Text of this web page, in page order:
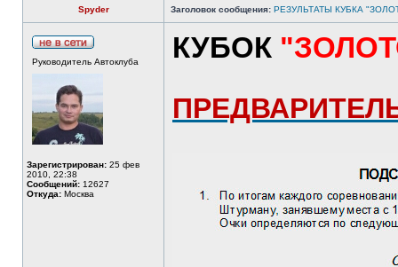
Spyder Заголовок сообщения: РЕЗУЛЬТАТЫ КУБКА
Руководитель Автоклуба
Зарегистрирован: 25 фев
2010, 22:38
Сообщений: 12627
Откуда: Москва
КУБОК